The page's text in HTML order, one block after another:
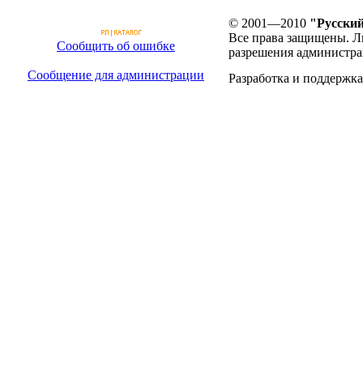
Сообщить об ошибке
Сообщение для администрации
© 2001—2010
Все права защищены.
разрешения
Разработка и